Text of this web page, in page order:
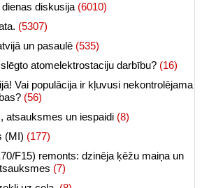
diskusija (6010)
(5307)
un pasaulē (535)
atomelektrostaciju darbību? (16)
Vai populācija ir kļuvusi nekontrolējama
(56)
atsauksmes un iespaidi (8)
(MI) (177)
F15) remonts: dzinēja ķēžu maiņa un
(7)